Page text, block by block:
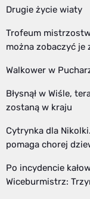
Drugie życie wiaty
Trofeum
można zobaczyć je
Walkower w
Błysnął w Wiśle,
zostaną w kraju
Cytrynka dla
pomaga chorej
Po incydencie
Wiceburmistrz: